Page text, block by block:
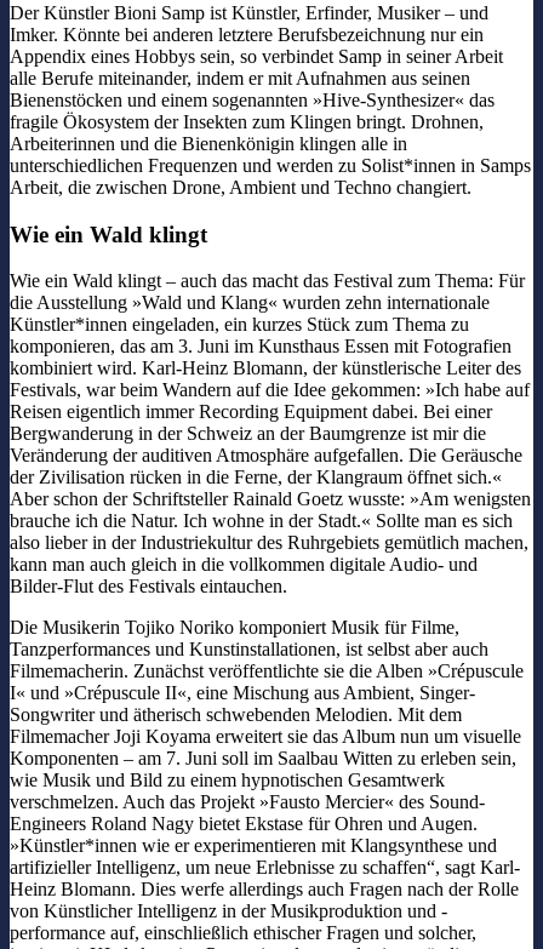
Der Künstler Bioni Samp ist Künstler, Erfinder, Musiker – und
Imker. Könnte bei anderen letztere Berufsbezeichnung nur ein
Appendix eines Hobbys sein, so verbindet Samp in seiner Arbeit
alle Berufe miteinander, indem er mit Aufnahmen aus seinen
Bienenstöcken und einem sogenannten »Hive-Synthesizer« das
fragile Ökosystem der Insekten zum Klingen bringt. Drohnen,
Arbeiterinnen und die Bienenkönigin klingen alle in
unterschiedlichen Frequenzen und werden zu Solist*innen in Samps
Arbeit, die zwischen Drone, Ambient und Techno changiert.
Wie ein Wald klingt
Wie ein Wald klingt – auch das macht das Festival zum Thema: Für
die Ausstellung »Wald und Klang« wurden zehn internationale
Künstler*innen eingeladen, ein kurzes Stück zum Thema zu
komponieren, das am 3. Juni im Kunsthaus Essen mit Fotografien
kombiniert wird. Karl-Heinz Blomann, der künstlerische Leiter des
Festivals, war beim Wandern auf die Idee gekommen: »Ich habe auf
Reisen eigentlich immer Recording Equipment dabei. Bei einer
Bergwanderung in der Schweiz an der Baumgrenze ist mir die
Veränderung der auditiven Atmosphäre aufgefallen. Die Geräusche
der Zivilisation rücken in die Ferne, der Klangraum öffnet sich.«
Aber schon der Schriftsteller Rainald Goetz wusste: »Am wenigsten
brauche ich die Natur. Ich wohne in der Stadt.« Sollte man es sich
also lieber in der Industriekultur des Ruhrgebiets gemütlich machen,
kann man auch gleich in die vollkommen digitale Audio- und
Bilder-Flut des Festivals eintauchen.
Die Musikerin Tojiko Noriko komponiert Musik für Filme,
Tanzperformances und Kunstinstallationen, ist selbst aber auch
Filmemacherin. Zunächst veröffentlichte sie die Alben »Crépuscule
I« und »Crépuscule II«, eine Mischung aus Ambient, Singer-
Songwriter und ätherisch schwebenden Melodien. Mit dem
Filmemacher Joji Koyama erweitert sie das Album nun um visuelle
Komponenten – am 7. Juni soll im Saalbau Witten zu erleben sein,
wie Musik und Bild zu einem hypnotischen Gesamtwerk
verschmelzen. Auch das Projekt »Fausto Mercier« des Sound-
Engineers Roland Nagy bietet Ekstase für Ohren und Augen.
»Künstler*innen wie er experimentieren mit Klangsynthese und
artifizieller Intelligenz, um neue Erlebnisse zu schaffen“, sagt Karl-
Heinz Blomann. Dies werfe allerdings auch Fragen nach der Rolle
von Künstlicher Intelligenz in der Musikproduktion und -
performance auf, einschließlich ethischer Fragen und solcher,